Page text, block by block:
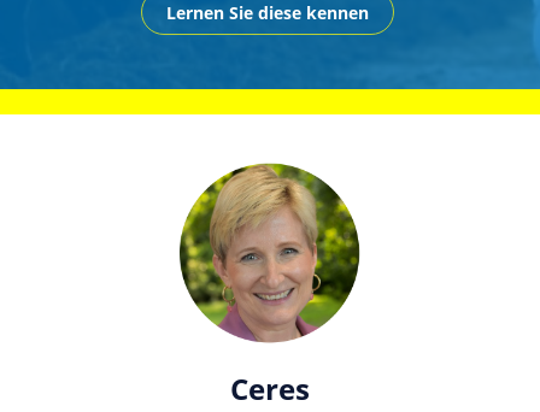
Lernen Sie diese kennen
Ceres